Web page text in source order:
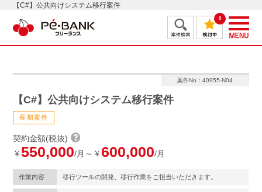
【C#】公共向けシステム移行案件
0
案件No：40955-N04
【C#】公共向けシステム移行案件
長期案件
契約金額(税抜)
￥550,000/月～￥ 600,000/月
作業内容 移行ツールの開発、移行作業をご担当いただきます。